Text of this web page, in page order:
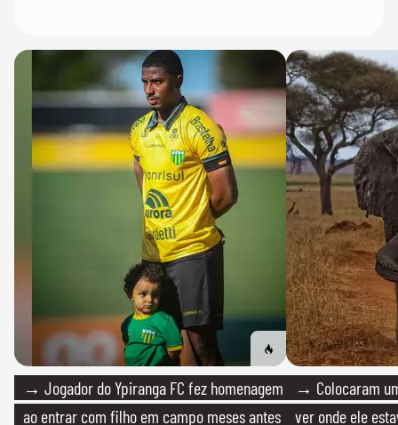
→ Jogador do Ypiranga FC fez homenagem
ao entrar com filho em campo meses antes
→ Colocaram
ver onde ele